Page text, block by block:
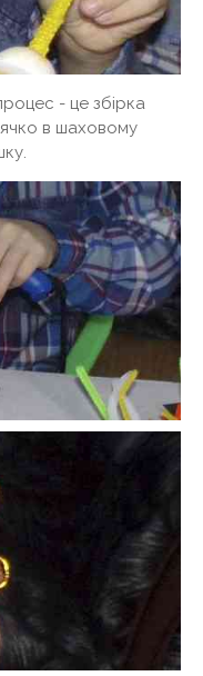
- це збірка
в шаховому